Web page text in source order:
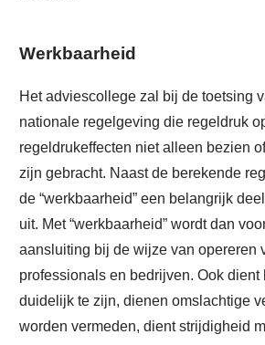
Werkbaarheid
Het adviescollege zal bij de toetsing
nationale regelgeving die regeldruk
regeldrukeffecten niet alleen bezien
zijn gebracht. Naast de berekende
de “werkbaarheid” een belangrijk
uit. Met “werkbaarheid” wordt dan
aansluiting bij de wijze van opereren
professionals en bedrijven. Ook dient
duidelijk te zijn, dienen omslachtige
worden vermeden, dient strijdigheid